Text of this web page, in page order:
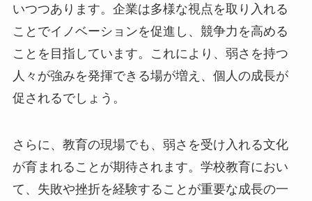
いつつあります。企業は多様な視点を取り入れる
ことでイノベーションを促進し、競争力を高める
ことを目指しています。これにより、弱さを持つ
人々が強みを発揮できる場が増え、個人の成長が
促されるでしょう。
さらに、教育の現場でも、弱さを受け入れる文化
が育まれることが期待されます。学校教育におい
て、失敗や挫折を経験することが重要な成長の一